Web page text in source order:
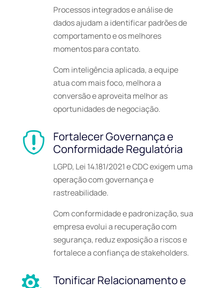
Processos integrados e análise de
dados ajudam a identificar padrões de
comportamento e os melhores
momentos para contato.
Com inteligência aplicada, a equipe
atua com mais foco, melhora a
conversão e aproveita melhor as
oportunidades de negociação.

Fortalecer Governança e
Conformidade Regulatória
LGPD, Lei 14.181/2021 e CDC exigem uma
operação com governança e
rastreabilidade.
Com conformidade e padronização, sua
empresa evolui a recuperação com
segurança, reduz exposição a riscos e
fortalece a confiança de stakeholders.
Tonificar Relacionamento e